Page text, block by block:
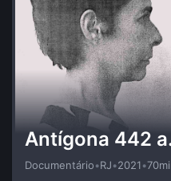
Antígona 442
Documentário•RJ•2021•